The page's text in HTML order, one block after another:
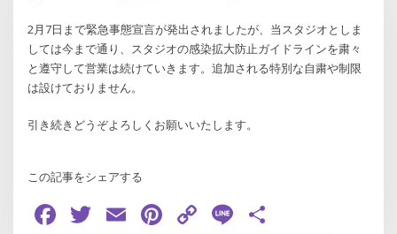
2月7日まで緊急事態宣言が発出されましたが、当スタジオとしま
しては今まで通り、スタジオの感染拡大防止ガイドラインを粛々
と遵守して営業は続けていきます。追加される特別な自粛や制限
は設けておりません。
引き続きどうぞよろしくお願いいたします。
この記事をシェアする
Facebook
Twitter
EmailPinterest
Copy
Line